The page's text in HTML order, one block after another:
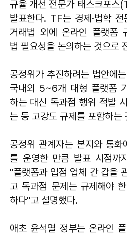
규율 개선 전문가 태스크포스
발표한다. TF는 경제·법학
거래법 외에 온라인 플랫폼
법 필요성을 논의하는 것으로
공정위가 추진하려는 법안에
국내외 5~6개 대형 플랫폼
하는 대신 독과점 행위 적발
는 등 고강도 규제를 포함하는
공정위 관계자는 본지와 통
를 운영한 만큼 발표 시점까
"플랫폼과 입점 업체 간 갑을
고 독과점 문제는 규제해야
하다"고 설명했다.
애초 윤석열 정부는 온라인